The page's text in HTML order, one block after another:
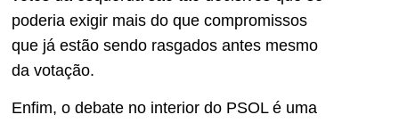
poderia exigir mais do que compromissos
que já estão sendo rasgados antes mesmo
da votação.
Enfim, o debate no interior do PSOL é uma